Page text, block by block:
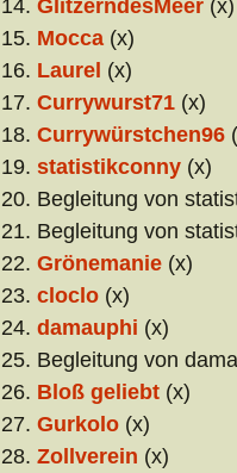
14. GlitzerndesMeer(x)
15. Mocca(x)
16. Laurel (x)
17. Currywurst71(x)
18. Currywürstchen96
19. statistikconny(x)
20. Begleitung von
21. Begleitung von
22. Grönemanie(x)
23. cloclo(x)
24. damauphi (x)
25. Begleitung von
26. Bloß geliebt(x)
27. Gurkolo(x)
28. Zollverein (x)